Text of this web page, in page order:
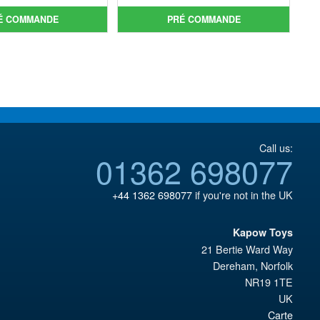
prix
initial
Le
prix
COMMANDE
était :
€110.64.
actuel
est :
PRÉ COMMANDE
Call us:
01362 698077
+44 1362 698077if you're not in the UK
Kapow Toys
21 Bertie Ward Way
Dereham, Norfolk
NR19 1TE
UK
Carte